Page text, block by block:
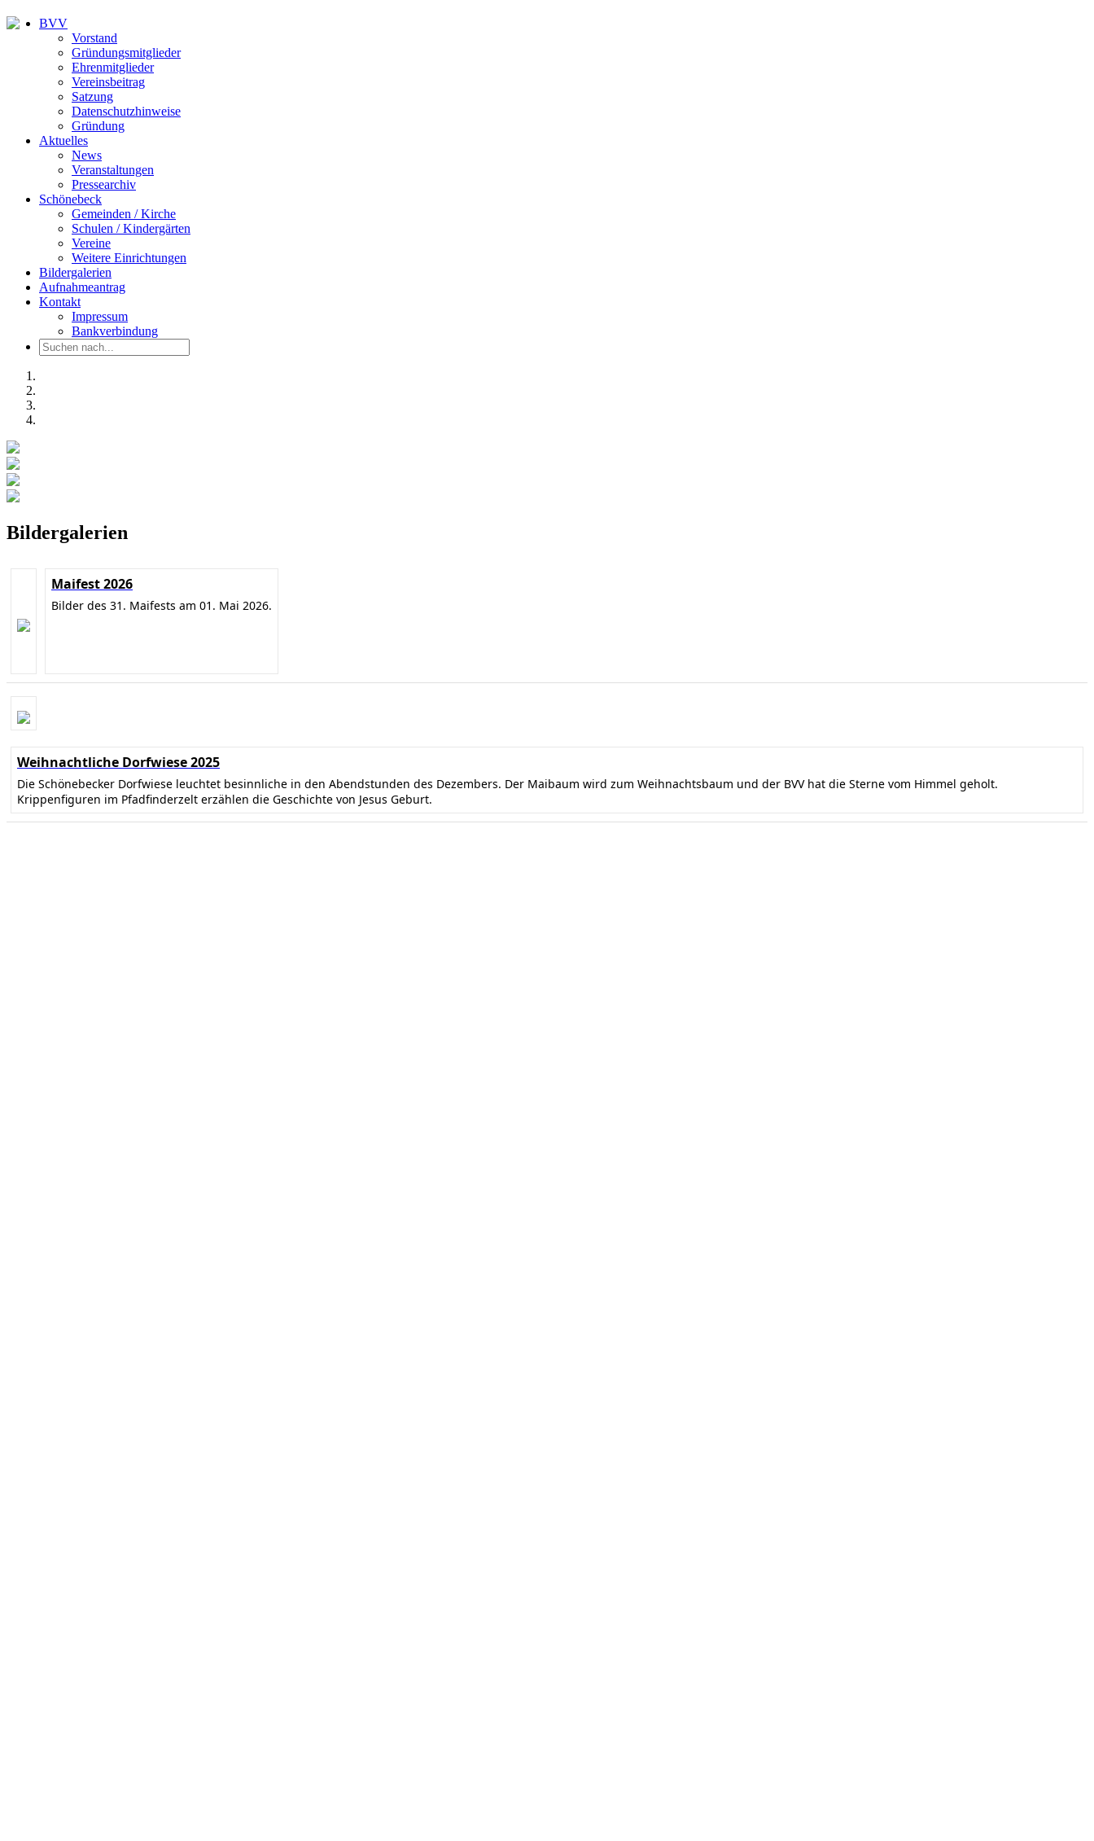
BVV
Vorstand
Gründungsmitglieder
Ehrenmitglieder
Vereinsbeitrag
Satzung
Datenschutzhinweise
Gründung
Aktuelles
News
Veranstaltungen
Pressearchiv
Schönebeck
Gemeinden / Kirche
Schulen / Kindergärten
Vereine
Weitere Einrichtungen
Bildergalerien
Aufnahmeantrag
Kontakt
Impressum
Bankverbindung
Bildergalerien
Maifest 2026
Bilder des 31. Maifests am 01. Mai 2026.
Weihnachtliche Dorfwiese 2025
Die Schönebecker Dorfwiese leuchtet besinnliche in den Abendstunden des Dezembers. Der Maibaum wird zum Weihnachtsbaum und der BVV hat die Sterne vom Himmel geholt.
Krippenfiguren im Pfadfinderzelt erzählen die Geschichte von Jesus Geburt.